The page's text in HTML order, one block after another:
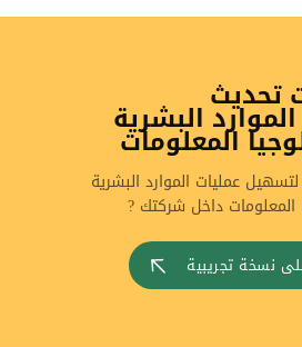
تحديث
البشرية
المعلومات
عمليات الموارد البشرية
المعلومات داخل شركتك ?
نسخة تجريبية